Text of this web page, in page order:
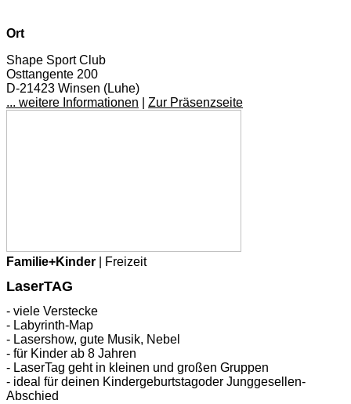
Ort
Shape Sport Club
Osttangente 200
D-21423 Winsen (Luhe)
... weitere Informationen
Zur Präsenzseite
Familie+Kinder | Freizeit
LaserTAG
- viele Verstecke
- Labyrinth-Map
- Lasershow, gute Musik, Nebel
- für Kinder ab 8 Jahren
- LaserTag geht in kleinen und großen Gruppen
- ideal für deinen Kindergeburtstagoder Junggesellen-
Abschied